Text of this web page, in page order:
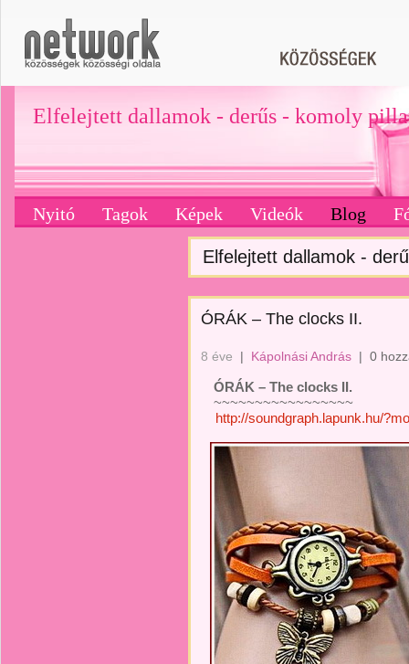
Elfelejtett dallamok - derűs - komoly
Nyitó Tagok Képek Videók Blog
Elfelejtett dallamok -
ÓRÁK – The clocks II.
8 éve | Kápolnási András | 0
ÓRÁK – The clocks II.
~~~~~~~~~~~~~~~~~
http://soundgraph.lapunk.hu/